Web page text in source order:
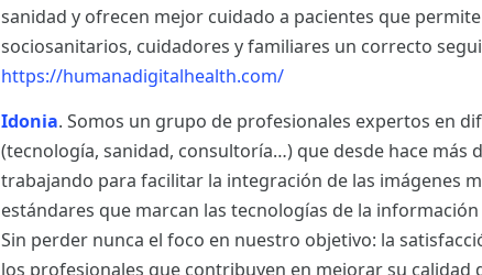
sanidad y ofrecen mejor cuidado a pacientes que
sociosanitarios, cuidadores y familiares un correcto
https://humanadigitalhealth.com/
Idonia. Somos un grupo de profesionales expertos en
(tecnología, sanidad, consultoría…) que desde hace más
trabajando para facilitar la integración de las imágenes
estándares que marcan las tecnologías de la información
Sin perder nunca el foco en nuestro objetivo: la
los profesionales que contribuyen en mejorar su calidad